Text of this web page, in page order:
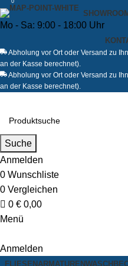
Mo - Sa: 9:00 - 18:00 Uhr
Abholung vor Ort oder Versand zu
an der Kasse berechnet).
Abholung vor Ort oder Versand zu
an der Kasse berechnet).
Suche
Anmelden
0 Wunschliste
0 Vergleichen
0 € 0,00
Menü
Anmelden
FLIESENARMATUREN
0